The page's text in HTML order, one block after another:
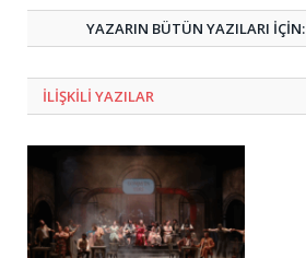
YAZARIN BÜTÜN YAZILARI IÇIN:
ILIŞKILI YAZILAR